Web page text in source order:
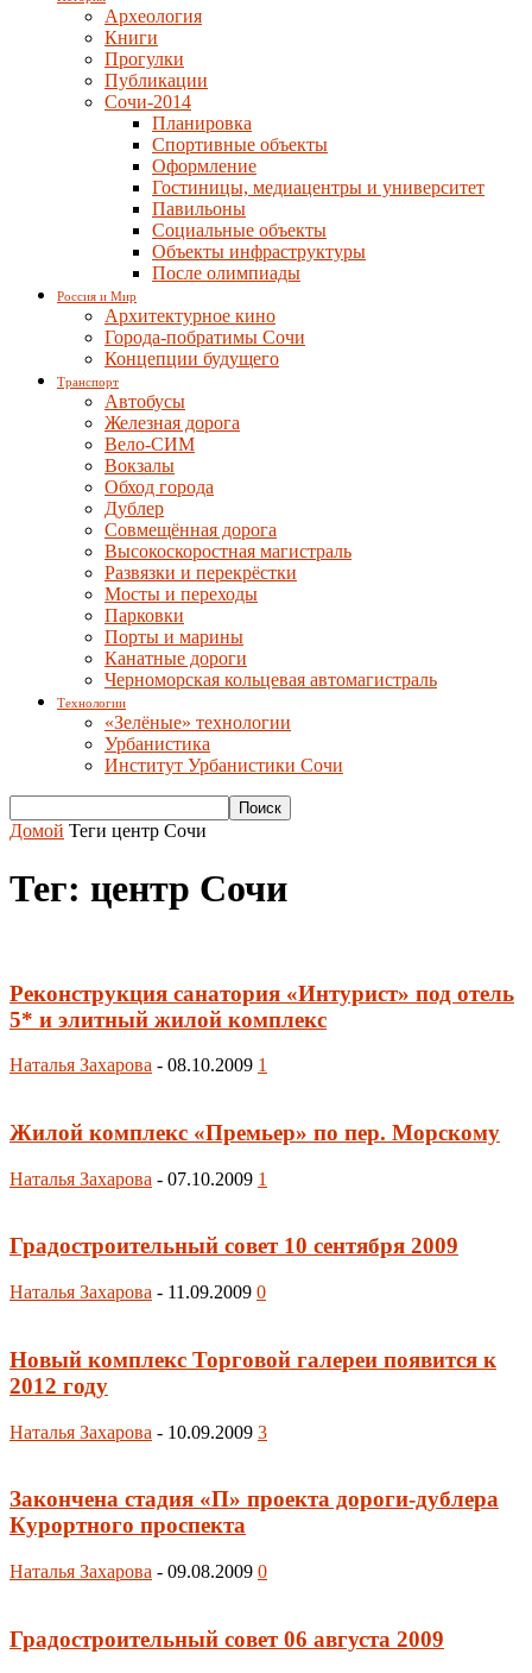
Археология
Книги
Прогулки
Публикации
Сочи-2014
Планировка
Спортивные объекты
Оформление
Гостиницы, медиацентры и университет
Павильоны
Социальные объекты
Объекты инфраструктуры
После олимпиады
Россия и Мир
Архитектурное кино
Города-побратимы Сочи
Концепции будущего
Транспорт
Автобусы
Железная дорога
Вело-СИМ
Вокзалы
Обход города
Дублер
Совмещённая дорога
Высокоскоростная магистраль
Развязки и перекрёстки
Мосты и переходы
Парковки
Порты и марины
Канатные дороги
Черноморская кольцевая автомагистраль
Технологии
«Зелёные» технологии
Урбанистика
Институт Урбанистики Сочи
Домой Теги центр Сочи
Тег: центр Сочи
Реконструкция санатория «Интурист» под отель
5* и элитный жилой комплекс
Наталья Захарова - 08.10.2009 1
Жилой комплекс «Премьер» по пер. Морскому
Наталья Захарова - 07.10.2009 1
Градостроительный совет 10 сентября 2009
Наталья Захарова - 11.09.2009 0
Новый комплекс Торговой галереи появится к
2012 году
Наталья Захарова - 10.09.2009 3
Закончена стадия «П» проекта дороги-дублера
Курортного проспекта
Наталья Захарова - 09.08.2009 0
Градостроительный совет 06 августа 2009